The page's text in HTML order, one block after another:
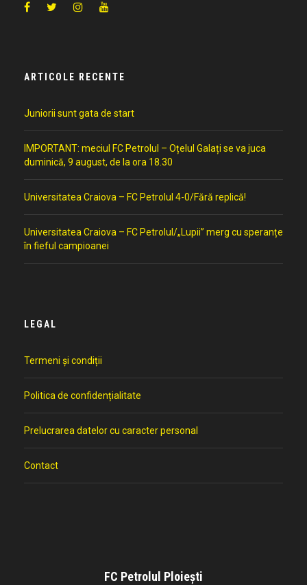
ARTICOLE RECENTE
Juniorii sunt gata de start
IMPORTANT: meciul FC Petrolul – Oțelul Galați se va juca
duminică, 9 august, de la ora 18.30
Universitatea Craiova – FC Petrolul 4-0/Fără replică!
Universitatea Craiova – FC Petrolul/„Lupii” merg cu speranțe
în fieful campioanei
LEGAL
Termeni și condiții
Politica de confidențialitate
Prelucrarea datelor cu caracter personal
Contact
FC Petrolul Ploiești